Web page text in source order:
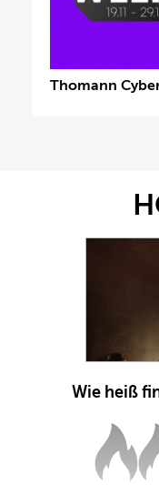
Thomann
Wie heiß